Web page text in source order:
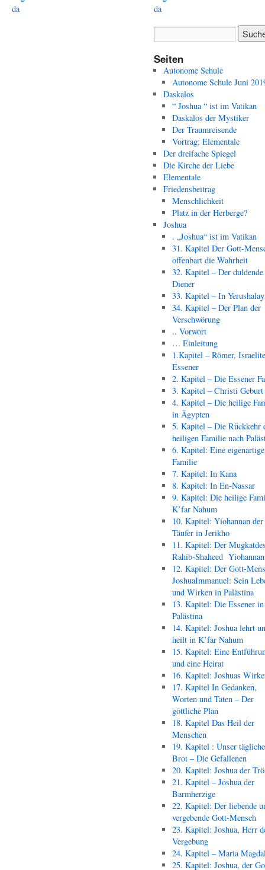
da
da
Seiten
Autonome Schule
Autonome Schule Juni
Daskalos
“ Joshua “ ist im Vatikan
Daskalos der Mystiker
Der Traumreisende
Vortrag: Elementale
Der dreifache Spiegel
Die Kirche der Liebe
Elementale
Friedensbeitrag
Menschlichkeit
Platz in der Herberge?
Joshua
. „Joshua“ ist im Vatikan
31. Kapitel Der Gott-
offenbart die Wahrheit
32. Kapitel – Der duldende
Diener
33. Kapitel – In
34. Kapitel – Der Plan der
Verschwörung
.. Vorwort
… Einleitung
1.Kapitel – Römer,
Essener
2. Kapitel – Die Essener
3. Kapitel – Christi Geburt
4. Kapitel – Die heilige
in Ägypten
5. Kapitel – Die Rückkehr
heiligen Familie nach
6. Kapitel: Eine eigenartige
Familie
7. Kapitel: In Kana
8. Kapitel: In En-Nassar
9. Kapitel: Die heilige
K’far Nahum
10. Kapitel: Yiohannan der
Täufer in Jerikho
11. Kapitel: Der
Rahib-Shaheed
12. Kapitel: Der Gott-
JoshuaImmanuel: Sein
und Wirken in Palästina
13. Kapitel: Die Essener in
Palästina
14. Kapitel: Joshua lehrt
heilt in K’far Nahum
15. Kapitel: Eine
und eine Heirat
16. Kapitel: Joshuas
17. Kapitel In Gedanken,
Worten und Taten – Der
göttliche Plan
18. Kapitel Das Heil der
Menschen
19. Kapitel : Unser
Brot – Die Gefallenen
20. Kapitel: Joshua der
21. Kapitel – Joshua der
Barmherzige
22. Kapitel: Der liebende
vergebende Gott-Mensch
23. Kapitel: Joshua, Herr
Vergebung
24. Kapitel – Maria
25. Kapitel: Joshua, der